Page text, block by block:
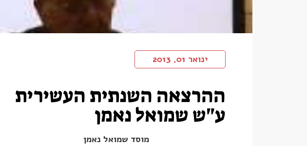
ינואר 01, 2013
ההרצאה השנתית העשירית
ע"ש שמואל נאמן
מוסד שמואל נאמן